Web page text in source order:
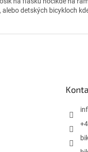
alebo detských bicykloch